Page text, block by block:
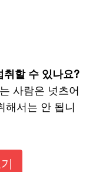
취할 수 있나요?
사람은 넛츠어
해서는 안 됩니